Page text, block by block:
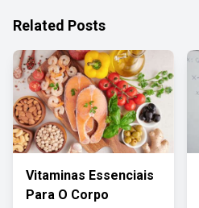
Related Posts
Vitaminas Essenciais
Para O Corpo